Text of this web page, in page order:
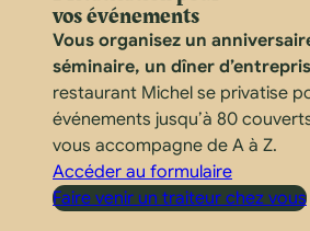
vos événements
Vous organisez un
séminaire, un dîner
restaurant Michel se privatise
événements jusqu’à 80
vous accompagne de A à Z.
Accéder au formulaire
Faire venir un traiteur chez vous